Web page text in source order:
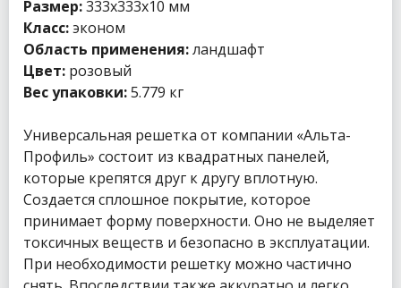
Размер:333х333х10 мм
Класс:эконом
Область применения:ландшафт
Цвет: розовый
Вес упаковки:5.779 кг
Универсальная решетка от компании «Альта-
Профиль» состоит из квадратных панелей,
которые крепятся друг к другу вплотную.
Создается сплошное покрытие, которое
принимает форму поверхности. Оно не выделяет
токсичных веществ и безопасно в эксплуатации.
При необходимости решетку можно частично